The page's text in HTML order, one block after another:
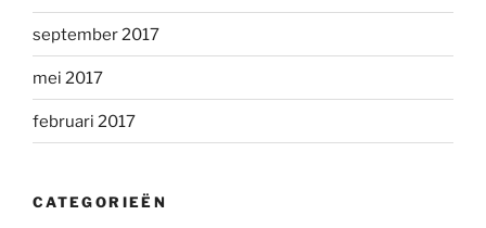
september 2017
mei 2017
februari 2017
CATEGORIEËN